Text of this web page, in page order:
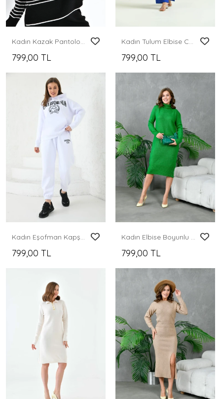
Kadın Kazak Pantolon 2'Li Set Takım Çizgili Pantolonlu Kazak ve Pantolon - 10306
799,00 TL
Kadın Tulum Elbise Ceket Yaka Kumaş Tulum Elbise Saks - T106
799,00 TL
Kadın Eşofman Kapşonlu ve Şardonlu Eşofman Takımı Beyaz - KRN49
799,00 TL
Kadın Elbise Boyunlu Diz Altı Örme Elbise Yeşil - 227067
799,00 TL